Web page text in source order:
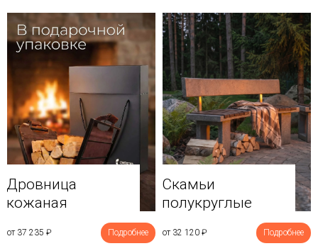
Дровница
кожаная
от 37 235 ₽ Подробнее
Скамьи
полукруглые
от 32 120 ₽ Подробнее